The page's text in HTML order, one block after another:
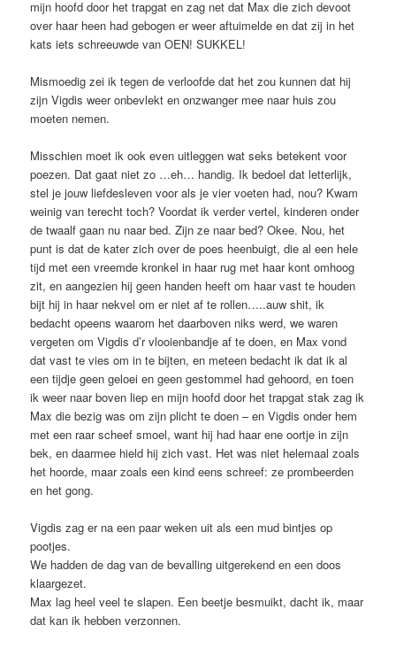
mijn hoofd door het trapgat en zag net dat Max die zich devoot
over haar heen had gebogen er weer aftuimelde en dat zij in het
kats iets schreeuwde van OEN! SUKKEL!
Mismoedig zei ik tegen de verloofde dat het zou kunnen dat hij
zijn Vigdis weer onbevlekt en onzwanger mee naar huis zou
moeten nemen.
Misschien moet ik ook even uitleggen wat seks betekent voor
poezen. Dat gaat niet zo …eh… handig. Ik bedoel dat letterlijk,
stel je jouw liefdesleven voor als je vier voeten had, nou? Kwam
weinig van terecht toch? Voordat ik verder vertel, kinderen onder
de twaalf gaan nu naar bed. Zijn ze naar bed? Okee. Nou, het
punt is dat de kater zich over de poes heenbuigt, die al een hele
tijd met een vreemde kronkel in haar rug met haar kont omhoog
zit, en aangezien hij geen handen heeft om haar vast te houden
bijt hij in haar nekvel om er niet af te rollen…..auw shit, ik
bedacht opeens waarom het daarboven niks werd, we waren
vergeten om Vigdis d’r vlooienbandje af te doen, en Max vond
dat vast te vies om in te bijten, en meteen bedacht ik dat ik al
een tijdje geen geloei en geen gestommel had gehoord, en toen
ik weer naar boven liep en mijn hoofd door het trapgat stak zag ik
Max die bezig was om zijn plicht te doen – en Vigdis onder hem
met een raar scheef smoel, want hij had haar ene oortje in zijn
bek, en daarmee hield hij zich vast. Het was niet helemaal zoals
het hoorde, maar zoals een kind eens schreef: ze prombeerden
en het gong.
Vigdis zag er na een paar weken uit als een mud bintjes op
pootjes.
We hadden de dag van de bevalling uitgerekend en een doos
klaargezet.
Max lag heel veel te slapen. Een beetje besmuikt, dacht ik, maar
dat kan ik hebben verzonnen.